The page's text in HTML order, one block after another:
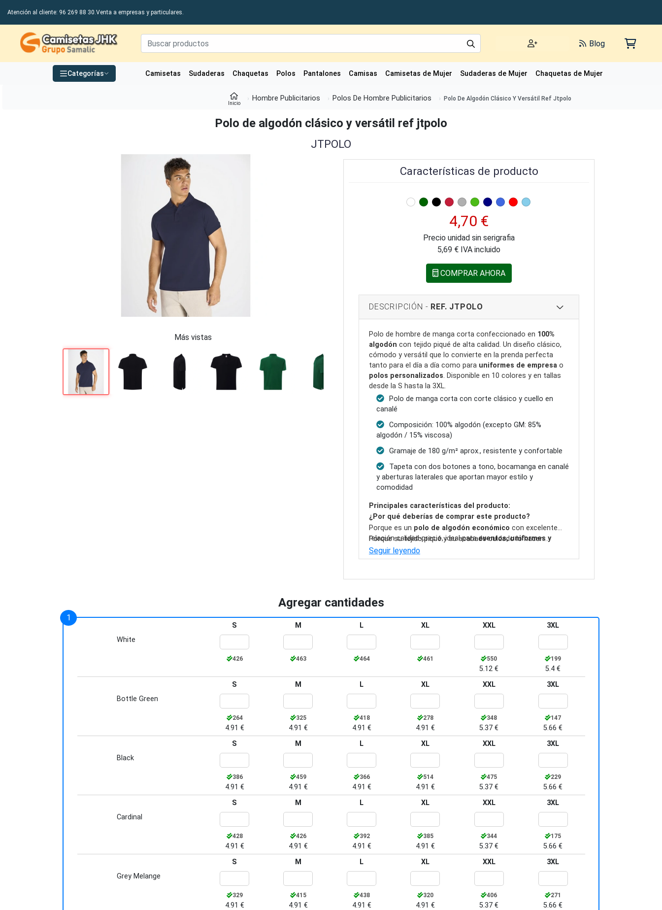
Atención al cliente: 96 269 88 30.Venta a empresas y particulares.
Grupo Samalic S.L Blog
Categorías Camisetas Sudaderas Chaquetas Polos Pantalones Camisas Camisetas de Mujer Sudaderas de Mujer Chaquetas de Mujer
Inicio
Hombre Publicitarios Polos De Hombre Publicitarios Polo De Algodón Clásico Y Versátil Ref Jtpolo
Polo de algodón clásico y versátil ref jtpolo
JTPOLO
Más vistas
Características de producto
4,70 €
Precio unidad sin serigrafia
5,69 € IVA incluido
COMPRAR AHORA
DESCRIPCIÓN - REF. JTPOLO
Polo de hombre de manga corta confeccionado en 100%
algodón con tejido piqué de alta calidad. Un diseño clásico,
cómodo y versátil que lo convierte en la prenda perfecta
tanto para el día a día como para uniformes de empresa o
polos personalizados. Disponible en 10 colores y en tallas
desde la S hasta la 3XL.
Polo de manga corta con corte clásico y cuello en
canalé
Composición: 100% algodón (excepto GM: 85%
algodón / 15% viscosa)
Gramaje de 180 g/m² aprox., resistente y confortable
Tapeta con dos botones a tono, bocamanga en canalé
y aberturas laterales que aportan mayor estilo y
comodidad
Principales características del producto:
¿Por qué deberías de comprar este producto?
Porque es un polo de algodón económico con excelente
relación calidad-precio, ideal paraeventos, uniformes y
promociones.
Porque su tejido piqué y su acabado cuidado lo hacen
perfecto parapersonalización con bordado o serigrafía
garantizando una imagen profesional y duradera.
Seguir leyendo
Agregar cantidades
White
S
426
M
463
L
464
XL
461
XXL
550
5.12 €
3XL
199
5.4 €
Bottle Green
S
264
4.91 €
M
325
4.91 €
L
418
4.91 €
XL
278
4.91 €
XXL
348
5.37 €
3XL
147
5.66 €
Black
S
386
4.91 €
M
459
4.91 €
L
366
4.91 €
XL
514
4.91 €
XXL
475
5.37 €
3XL
229
5.66 €
Cardinal
S
428
4.91 €
M
426
4.91 €
L
392
4.91 €
XL
385
4.91 €
XXL
344
5.37 €
3XL
175
5.66 €
Grey Melange
S
329
4.91 €
M
415
4.91 €
L
438
4.91 €
XL
320
4.91 €
XXL
406
5.37 €
3XL
271
5.66 €